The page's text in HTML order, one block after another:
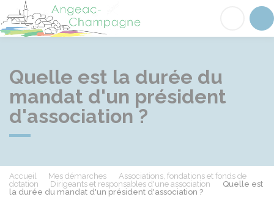
Angeac-Champagne
Quelle est la durée du
mandat d'un président
d'association ?
Accueil Mes démarches
Associations, fondations et fonds de
dotation
Dirigeants et responsables d'une association
Quelle est
la durée du mandat d'un président d'association ?